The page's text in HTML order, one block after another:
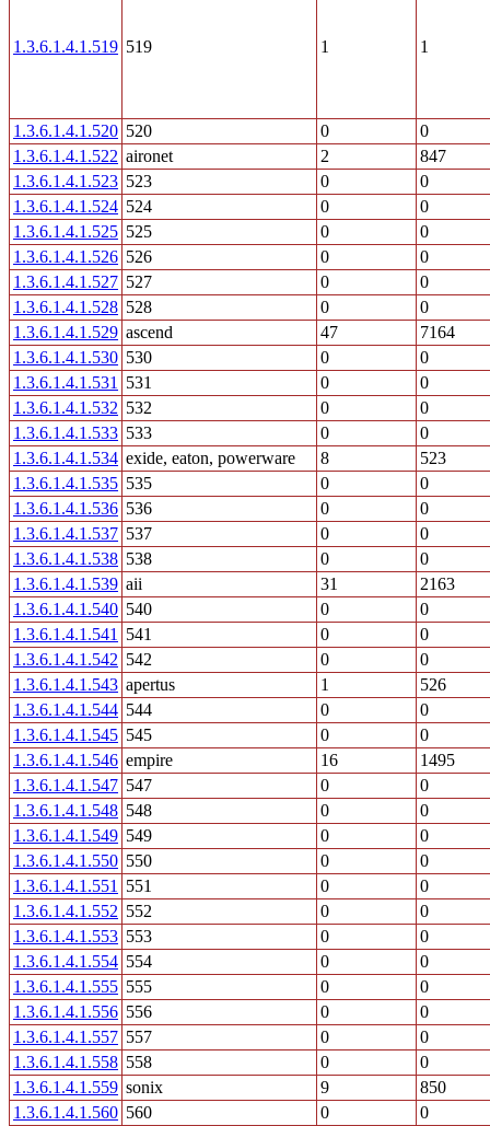
1.3.6.1.4.1.519 519 1 1
1.3.6.1.4.1.520 520 0
0
1.3.6.1.4.1.522 aironet 2
847
1.3.6.1.4.1.523 523 0
0
1.3.6.1.4.1.524 524 0
0
1.3.6.1.4.1.525 525 0
0
1.3.6.1.4.1.526 526 0
0
1.3.6.1.4.1.527 527 0
0
1.3.6.1.4.1.528 528 0
0
1.3.6.1.4.1.529 ascend 47
7164
1.3.6.1.4.1.530 530 0
0
1.3.6.1.4.1.531
531 0
0
1.3.6.1.4.1.532 532 0
0
1.3.6.1.4.1.533 533 0
0
1.3.6.1.4.1.534 exide, eaton, powerware 8
523
1.3.6.1.4.1.535 535 0
0
1.3.6.1.4.1.536 536 0
0
1.3.6.1.4.1.537 537 0
0
1.3.6.1.4.1.538 538 0
0
1.3.6.1.4.1.539 aii 31
2163
1.3.6.1.4.1.540 540 0
0
1.3.6.1.4.1.541
541 0
0
1.3.6.1.4.1.542 542 0
0
1.3.6.1.4.1.543 apertus 1
526
1.3.6.1.4.1.544 544 0
0
1.3.6.1.4.1.545 545 0
0
1.3.6.1.4.1.546 empire 16
1495
1.3.6.1.4.1.547 547 0
0
1.3.6.1.4.1.548 548 0
0
1.3.6.1.4.1.549 549 0
0
1.3.6.1.4.1.550 550 0
0
1.3.6.1.4.1.551
551 0
0
1.3.6.1.4.1.552 552 0
0
1.3.6.1.4.1.553 553 0
0
1.3.6.1.4.1.554 554 0
0
1.3.6.1.4.1.555 555 0
0
1.3.6.1.4.1.556 556 0
0
1.3.6.1.4.1.557 557 0
0
1.3.6.1.4.1.558 558 0
0
1.3.6.1.4.1.559 sonix 9
850
1.3.6.1.4.1.560 560 0
0